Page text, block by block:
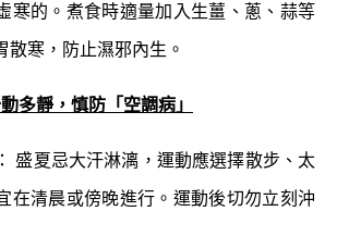
寒的。煮食時適量加入生薑、蔥、蒜等
散寒，防止濕邪內生。
多靜，慎防「空調病」
盛夏忌大汗淋漓，運動應選擇散步、太
在清晨或傍晚進行。運動後切勿立刻沖